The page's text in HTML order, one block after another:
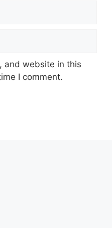
and website in this
I comment.